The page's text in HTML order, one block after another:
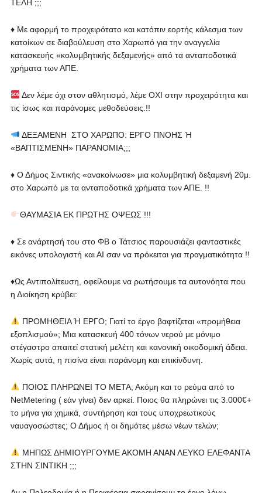
ΤΕΛΗ ;;;
♦️ Με αφορμή το προχειρότατο και κατόπιν εορτής κάλεσμα των
κατοίκων σε διαβούλευση στο Χαρωπό για την αναγγελία
κατασκευής «κολυμβητικής δεξαμενής» από τα ανταποδοτικά
χρήματα των ΑΠΕ.
Δεν λέμε όχι στον αθλητισμό, λέμε ΟΧΙ στην προχειρότητα και
τις ίσως και παράνομες μεθοδεύσεις.!!
ΔΕΞΑΜΕΝΗ ΣΤΟ ΧΑΡΩΠΟ: ΕΡΓΟ ΠΝΟΗΣ Ή
«ΒΑΠΤΙΣΜΕΝΗ» ΠΑΡΑΝΟΜΙΑ;;;
♦️ Ο Δήμος Σιντικής «ανακοίνωσε» μια κολυμβητική δεξαμενή 20μ.
στο Χαρωπό με τα ανταποδοτικά χρήματα των ΑΠΕ. !!
ΘΑΥΜΑΣΙΑ ΕΚ ΠΡΩΤΗΣ ΟΨΕΩΣ !!!
♦️ Σε ανάρτησή του στο ΦΒ ο Τάτσιος παρουσιάζει φανταστικές
εικόνες υπολογιστή και ΑΙ σαν να πρόκειται για πραγματικότητα !!
♦️Ως Αντιπολίτευση, οφείλουμε να ρωτήσουμε τα αυτονόητα που
η Διοίκηση κρύβει:
ΠΡΟΜΗΘΕΙΑ Ή ΕΡΓΟ; Γιατί το έργο βαφτίζεται «προμήθεια
εξοπλισμού»; Μια κατασκευή 400 τόνων νερού με μόνιμο
στέγαστρο απαιτεί στατική μελέτη και κανονική οικοδομική άδεια.
Χωρίς αυτά, η πισίνα είναι παράνομη και επικίνδυνη.
ΠΟΙΟΣ ΠΛΗΡΩΝΕΙ ΤΟ ΜΕΤΑ; Ακόμη και το ρεύμα από το
NetMetering ( εάν γίνει) δεν αρκεί. Ποιος θα πληρώνει τις 3.000€+
το μήνα για χημικά, συντήρηση και τους υποχρεωτικούς
ναυαγοσώστες; Ο Δήμος ή οι δημότες μέσω νέων τελών;
ΜΗΠΩΣ ΔΗΜΙΟΥΡΓΟΥΜΕ ΑΚΟΜΗ ΑΝΑΝ ΛΕΥΚΟ ΕΛΕΦΑΝΤΑ
ΣΤΗΝ ΣΙΝΤΙΚΗ ;;;